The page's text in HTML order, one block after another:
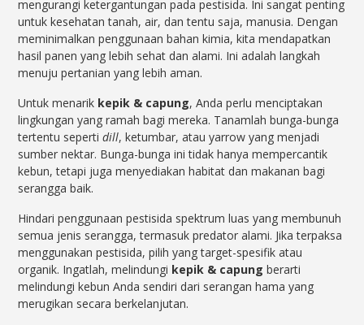
mengurangi ketergantungan pada pestisida. Ini sangat penting
untuk kesehatan tanah, air, dan tentu saja, manusia. Dengan
meminimalkan penggunaan bahan kimia, kita mendapatkan
hasil panen yang lebih sehat dan alami. Ini adalah langkah
menuju pertanian yang lebih aman.
Untuk menarik kepik & capung, Anda perlu menciptakan
lingkungan yang ramah bagi mereka. Tanamlah bunga-bunga
tertentu sepertidill, ketumbar, atau yarrow yang menjadi
sumber nektar. Bunga-bunga ini tidak hanya mempercantik
kebun, tetapi juga menyediakan habitat dan makanan bagi
serangga baik.
Hindari penggunaan pestisida spektrum luas yang membunuh
semua jenis serangga, termasuk predator alami. Jika terpaksa
menggunakan pestisida, pilih yang target-spesifik atau
organik. Ingatlah, melindungi kepik & capung berarti
melindungi kebun Anda sendiri dari serangan hama yang
merugikan secara berkelanjutan.